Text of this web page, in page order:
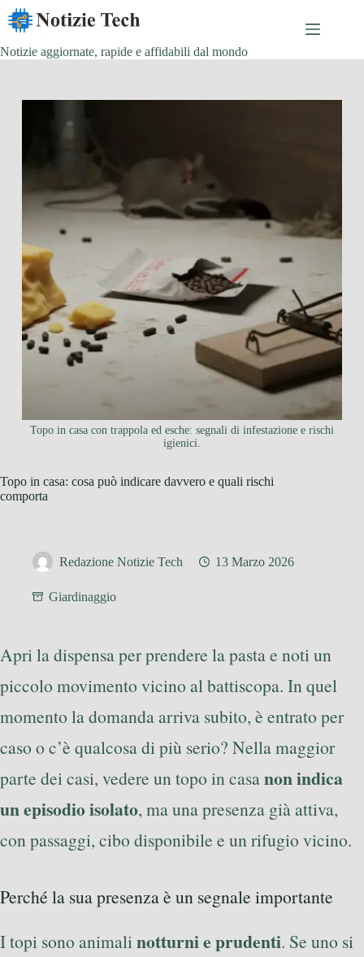
Salta
contenuto
Notizie aggiornate, rapide e affidabili dal mondo
Topo in casa con trappola ed esche: segnali di infestazione e rischi
igienici.
Topo in casa: cosa può indicare davvero e quali rischi
comporta
Redazione Notizie Tech 13 Marzo 2026
Giardinaggio
Apri la dispensa per prendere la pasta e noti un
piccolo movimento vicino al battiscopa. In quel
momento la domanda arriva subito, è entrato per
caso o c’è qualcosa di più serio? Nella maggior
parte dei casi, vedere un topo in casanon indica
un episodio isolato, ma una presenza già attiva,
con passaggi, cibo disponibile e un rifugio vicino.
Perché la sua presenza è un segnale importante
I topi sono animalinotturni e prudenti. Se uno si